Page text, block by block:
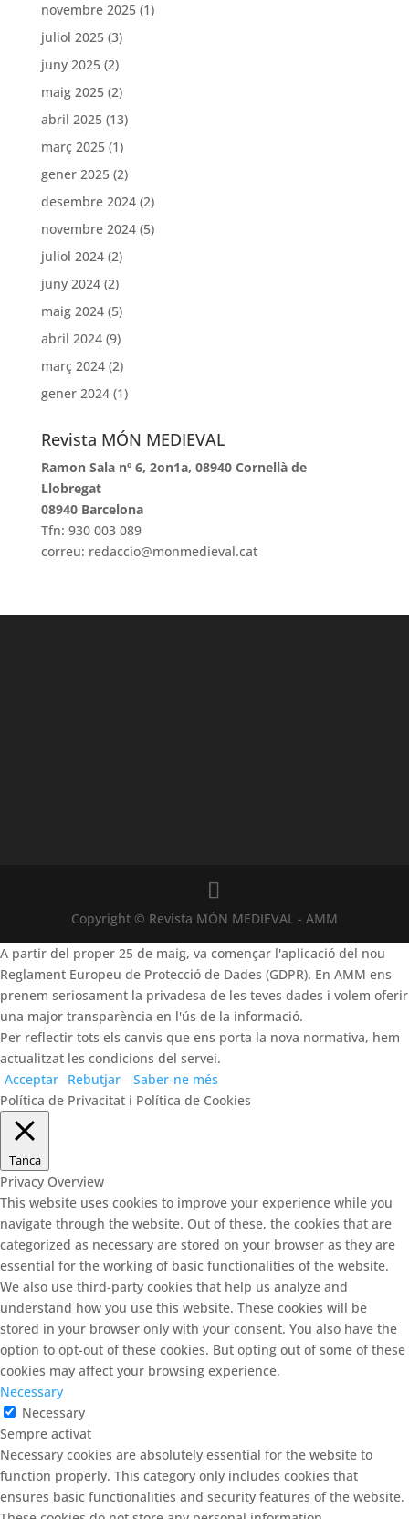
novembre 2025(1)
juliol 2025(3)
juny 2025(2)
maig 2025(2)
abril 2025(13)
març 2025(1)
gener 2025(2)
desembre 2024(2)
novembre 2024(5)
juliol 2024(2)
juny 2024(2)
maig 2024(5)
abril 2024(9)
març 2024(2)
gener 2024(1)
Revista MÓN MEDIEVAL
Ramon Sala nº 6, 2on1a, 08940 Cornellà de
Llobregat
08940 Barcelona
Tfn: 930 003 089
correu: redaccio@monmedieval.cat
Copyright © Revista MÓN MEDIEVAL - AMM
A partir del proper 25 de maig, va començar l'aplicació del nou
Reglament Europeu de Protecció de Dades (GDPR). En AMM ens
prenem seriosament la privadesa de les teves dades i volem oferir
una major transparència en l'ús de la informació.
Per reflectir tots els canvis que ens porta la nova normativa, hem
actualitzat les condicions del servei.
Acceptar Rebutjar
Saber-ne més
Política de Privacitat i Política de Cookies
Tanca
Privacy Overview
This website uses cookies to improve your experience while you
navigate through the website. Out of these, the cookies that are
categorized as necessary are stored on your browser as they are
essential for the working of basic functionalities of the website.
We also use third-party cookies that help us analyze and
understand how you use this website. These cookies will be
stored in your browser only with your consent. You also have the
option to opt-out of these cookies. But opting out of some of these
cookies may affect your browsing experience.
Necessary
Necessary
Sempre activat
Necessary cookies are absolutely essential for the website to
function properly. This category only includes cookies that
ensures basic functionalities and security features of the website.